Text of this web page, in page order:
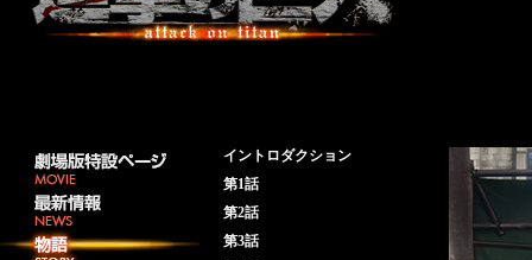
イントロダクション
第1話
第2話
第3話